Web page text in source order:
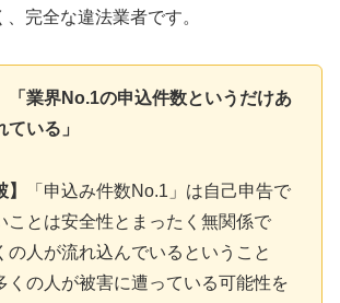
完全な違法業者です。
「業界No.1の申込件数というだけあ
いる」
「申込み件数No.1」は自己申告で
ことは安全性とまったく無関係で
の人が流れ込んでいるということ
くの人が被害に遭っている可能性を